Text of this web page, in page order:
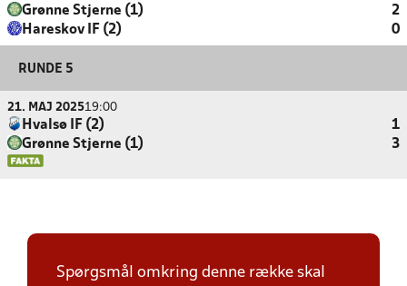
Grønne Stjerne (1)
2
Hareskov IF (2)
0
RUNDE 5
21. MAJ 202519:00
Hvalsø IF (2)
1
Grønne Stjerne (1)
3
Spørgsmål omkring denne række skal